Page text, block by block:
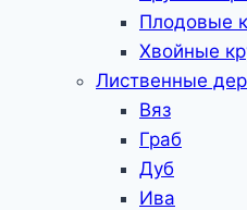
Плодовые
Хвойные
Лиственные
Вяз
Граб
Дуб
Ива